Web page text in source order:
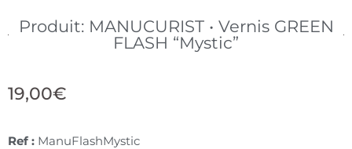
Produit: MANUCURIST • Vernis GREEN
FLASH “Mystic”
19,00€
Ref : ManuFlashMystic